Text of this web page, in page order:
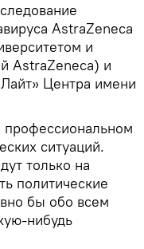
AstraZeneca
и
AstraZeneca) и
Центра имени
ситуаций.
только на
политические
бы обо всем
нибудь